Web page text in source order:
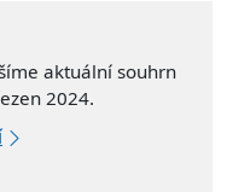
aktuální souhrn
2024.